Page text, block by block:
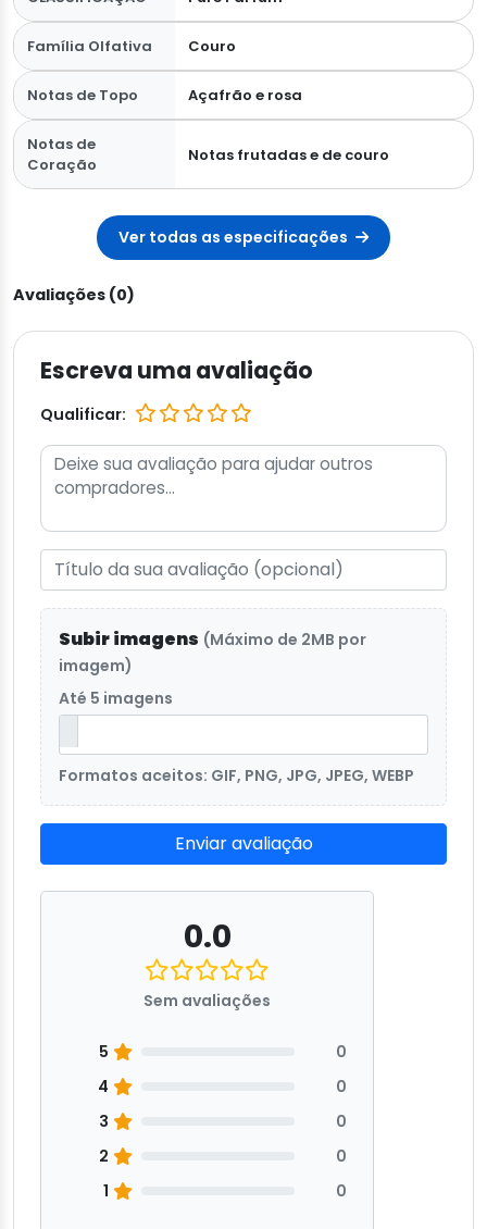
Família Olfativa Couro
Notas de Topo Açafrão e rosa
Notas de
Coração
Notas frutadas e de couro
Ver todas as especificações
Avaliações (0)
Escreva uma avaliação
Qualificar:
Subir imagens (Máximo de 2MB por
imagem)
Até 5 imagens
Formatos aceitos: GIF, PNG, JPG, JPEG, WEBP
Enviar avaliação
0.0
Sem avaliações
5
0
4
0
3
0
2
0
1
0